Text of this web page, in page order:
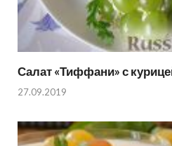
Салат «Тиффани» с
27.09.2019